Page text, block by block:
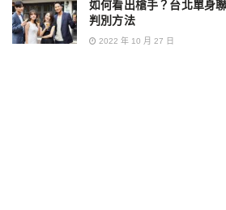
如何看出槍手？台北單身
判別方法
2022 年 10 月 27 日